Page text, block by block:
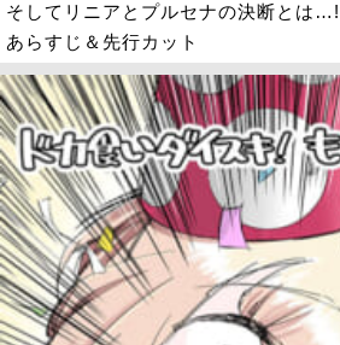
そしてリニアとプルセナの決断とは
あらすじ＆先行カット